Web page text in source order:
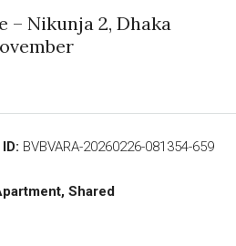
– Nikunja 2, Dhaka
BVBVARA-20260226-081354-659
Shared